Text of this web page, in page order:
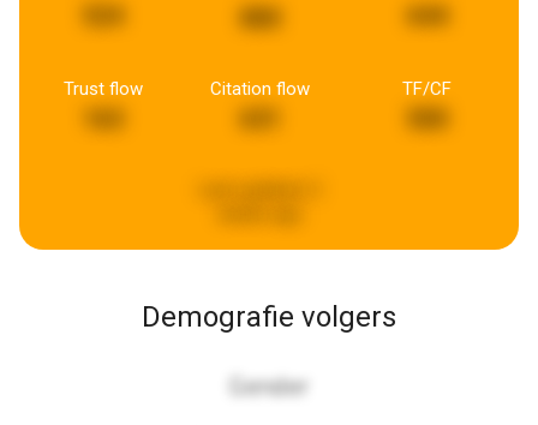
880 644
Trust flow Citation flow TF/CF
Demografie volgers
Gender